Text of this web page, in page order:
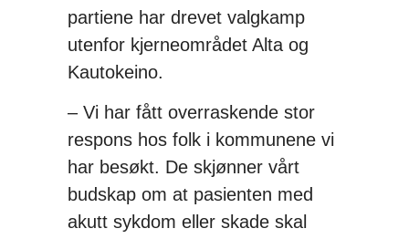
partiene har drevet valgkamp
utenfor kjerneområdet Alta og
Kautokeino.
– Vi har fått overraskende stor
respons hos folk i kommunene vi
har besøkt. De skjønner vårt
budskap om at pasienten med
akutt sykdom eller skade skal